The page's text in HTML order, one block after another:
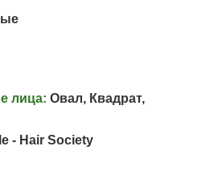
лица: Овал, Квадрат,
- Hair Society